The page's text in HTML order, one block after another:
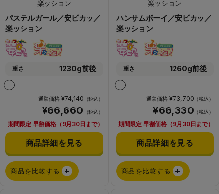
パステルガール／安ピカッ／
楽ッション
重さ 1230g前後
通常価格¥74,140（税込）
¥66,660 （税込）
期間限定 早割価格（9月30日まで）
商品詳細を見る
商品を比較する
ハンサムボーイ／安ピカッ／
楽ッション
重さ 1260g前後
通常価格 ¥73,700 （税込）
¥66,330 （税込）
期間限定 早割価格（9月30日まで）
商品詳細を見る
商品を比較する